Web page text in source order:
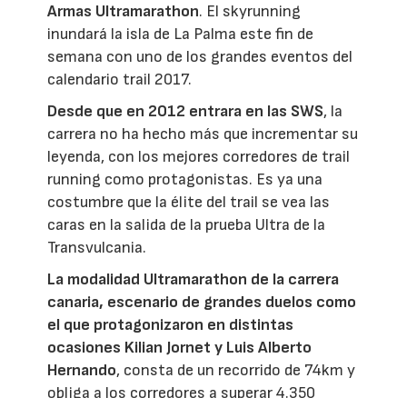
Armas Ultramarathon. El skyrunning
inundará la isla de La Palma este fin de
semana con uno de los grandes eventos del
calendario trail 2017.
Desde que en 2012 entrara en las SWS, la
carrera no ha hecho más que incrementar su
leyenda, con los mejores corredores de trail
running como protagonistas. Es ya una
costumbre que la élite del trail se vea las
caras en la salida de la prueba Ultra de la
Transvulcania.
La modalidad Ultramarathon de la carrera
canaria, escenario de grandes duelos como
el que protagonizaron en distintas
ocasiones Kilian Jornet y Luis Alberto
Hernando, consta de un recorrido de 74km y
obliga a los corredores a superar 4.350